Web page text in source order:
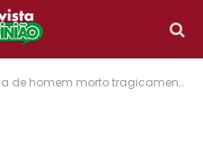
morto tragicamente em José de Freitas suspeita de roubo após o acidente